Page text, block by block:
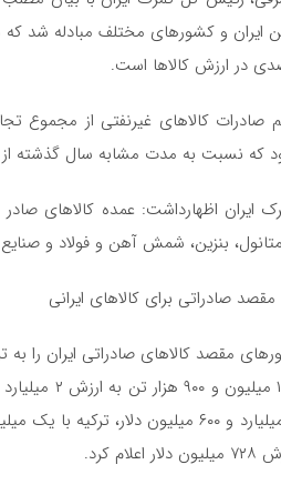
به مدت مشابه سال گذشته از نظر وزن ۲۷ درصد و از حیث ارزش ۶۵
ایران اظهارداشت: عمده کالاهای
بنزین، شمش آهن و فولاد و
صادراتی برای کالاهای ایرانی
کرد.